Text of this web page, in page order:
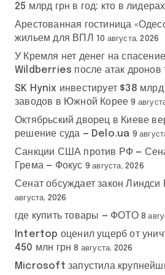
25 млрд грн в год: кто в лидерах
Арестованная гостиница
жильем для ВПЛ
10 августа, 2026
У Кремля нет денег на
Wildberries после атак дронов
SK Hynix инвестирует $38
заводов в Южной Корее 9
Октябрьский дворец в Киеве
решение суда — Delo.ua 9
Санкции США против РФ —
Грема — Фокус 9 августа, 2026
Сенат обсуждает закон Линдси
августа, 2026
где купить товары — ФОТО 8
Intertop оценил ущерб от
450 млн грн 8 августа, 2026
Microsoft запустила